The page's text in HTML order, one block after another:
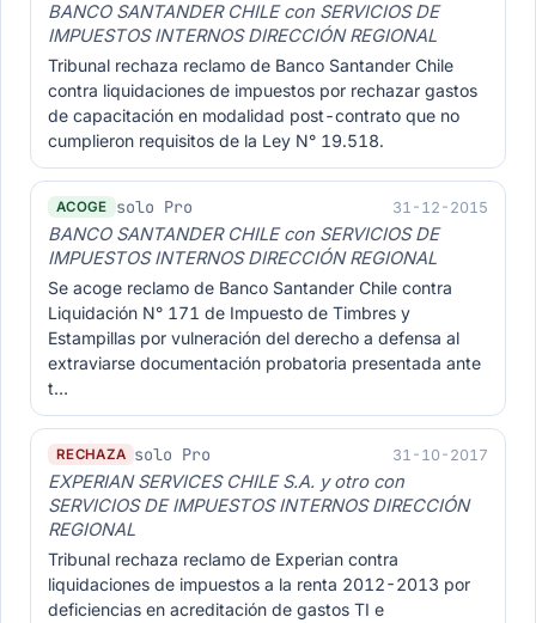
BANCO SANTANDER CHILE con SERVICIOS DE
IMPUESTOS INTERNOS DIRECCIÓN REGIONAL
Tribunal rechaza reclamo de Banco Santander Chile
contra liquidaciones de impuestos por rechazar gastos
de capacitación en modalidad post-contrato que no
cumplieron requisitos de la Ley N° 19.518.
ACOGE solo Pro 31-12-2015
BANCO SANTANDER CHILE con SERVICIOS DE
IMPUESTOS INTERNOS DIRECCIÓN REGIONAL
Se acoge reclamo de Banco Santander Chile contra
Liquidación N° 171 de Impuesto de Timbres y
Estampillas por vulneración del derecho a defensa al
extraviarse documentación probatoria presentada ante
t…
RECHAZA solo Pro 31-10-2017
EXPERIAN SERVICES CHILE S.A. y otro con
SERVICIOS DE IMPUESTOS INTERNOS DIRECCIÓN
REGIONAL
Tribunal rechaza reclamo de Experian contra
liquidaciones de impuestos a la renta 2012-2013 por
deficiencias en acreditación de gastos TI e